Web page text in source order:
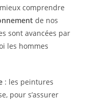
comprendre
de nos
sont avancées par
les hommes
: les peintures
pour s’assurer